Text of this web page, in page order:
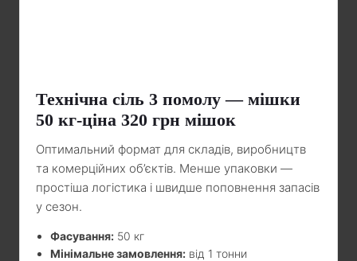
Технічна сіль 3 помолу — мішки
50 кг-ціна 320 грн мішок
Оптимальний формат для складів, виробництв
та комерційних об’єктів. Менше упаковки —
простіша логістика і швидше поповнення запасів
у сезон.
Фасування: 50 кг
Мінімальне замовлення: від 1 тонни